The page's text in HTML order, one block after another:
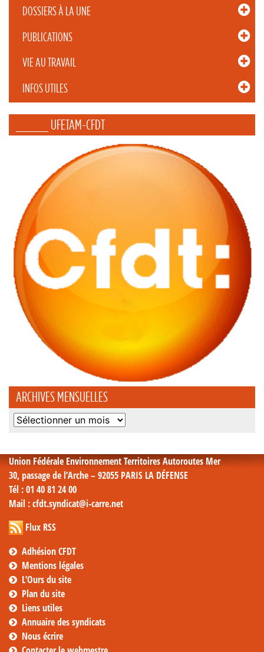
DOSSIERS À LA UNE
PUBLICATIONS
VIE AU TRAVAIL
INFOS UTILES
_____ UFETAM-CFDT
ARCHIVES MENSUELLES
Archives
Union Fédérale Environnement Territoires Autoroutes Mer
30, passage de l’Arche – 92055 PARIS LA DÉFENSE
Tél : 01 40 81 24 00
Mail : cfdt.syndicat@i-carre.net
Flux RSS
Adhésion CFDT
Mentions légales
L’Ours du site
Plan du site
Liens utiles
Annuaire des syndicats
Nous écrire